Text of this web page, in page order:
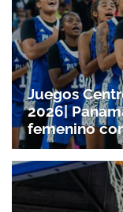
Juegos
2026|
femenino